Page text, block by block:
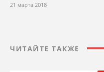
21 марта 2018
ЧИТАЙТЕ ТАКЖЕ